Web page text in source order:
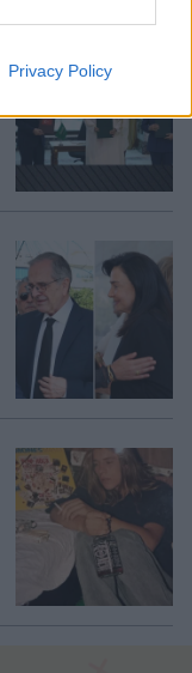
Privacy Policy